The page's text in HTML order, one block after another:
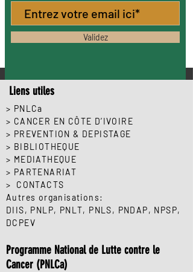
Validez
> PNLCa
> CANCER EN CÔTE D’IVOIRE
> PREVENTION & DEPISTAGE
> BIBLIOTHEQUE
> MEDIATHEQUE
> PARTENARIAT
> CONTACTS
Autres organisations:
DIIS, PNLP, PNLT, PNLS, PNDAP, NPSP,
DCPEV
Programme National de Lutte contre le
Cancer (PNLCa)
Liens utiles